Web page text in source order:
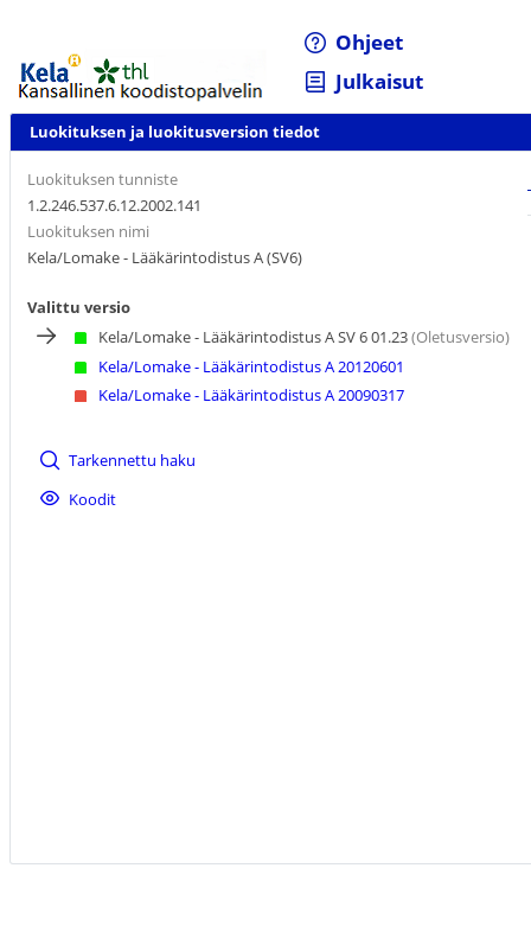
Ohjeet
Julkaisut
Luokituksen ja luokitusversion tiedot
Luokituksen tunniste
1.2.246.537.6.12.2002.141
Luokituksen nimi
Kela/Lomake - Lääkärintodistus A (SV6)
Valittu versio
Kela/Lomake - Lääkärintodistus A SV 6 01.23(Oletusversio)
Kela/Lomake - Lääkärintodistus A 20120601
Kela/Lomake - Lääkärintodistus A 20090317
Tarkennettu haku
Koodit